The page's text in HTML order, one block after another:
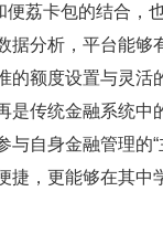
便荔卡包的结合，
据分析，平台能够
的额度设置与灵活
是传统金融系统中
与自身金融管理的“
捷，更能够在其中